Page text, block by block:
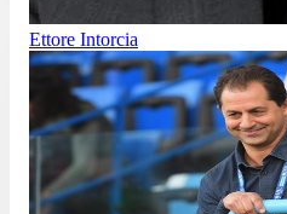
Ettore Intorcia